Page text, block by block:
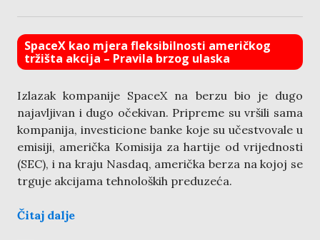
SpaceX kao mjera fleksibilnosti američkog
tržišta akcija – Pravila brzog ulaska
Izlazak kompanije SpaceX na berzu bio je dugo
najavljivan i dugo očekivan. Pripreme su vršili sama
kompanija, investicione banke koje su učestvovale u
emisiji, američka Komisija za hartije od vrijednosti
(SEC), i na kraju Nasdaq, američka berza na kojoj se
trguje akcijama tehnoloških preduzeća.
Čitaj dalje